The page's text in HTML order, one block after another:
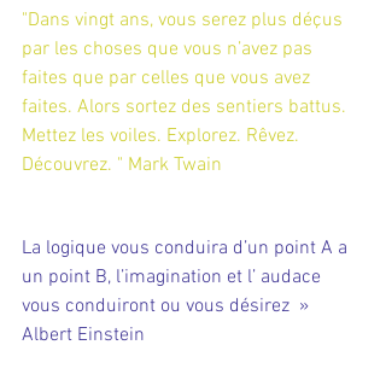
"Dans vingt ans, vous serez plus déçus
par les choses que vous n’avez pas
faites que par celles que vous avez
faites. Alors sortez des sentiers battus.
Mettez les voiles. Explorez. Rêvez.
Découvrez. " Mark Twain
La logique vous conduira d’un point A a
un point B, l’imagination et l’ audace
vous conduiront ou vous désirez  »
Albert Einstein